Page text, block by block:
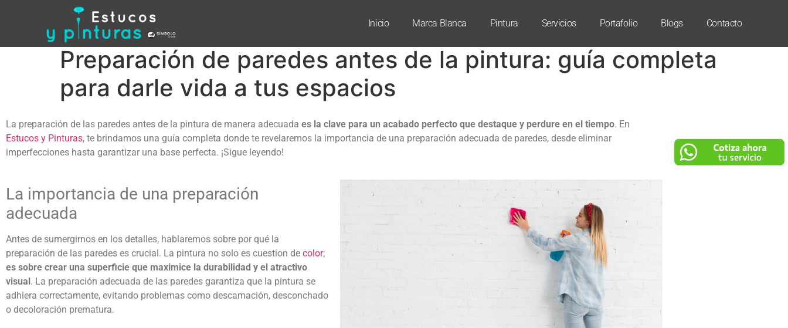
Inicio Marca Blanca Pintura Servicios Portafolio Blogs Contacto
Preparación de paredes antes de la pintura: guía completa
para darle vida a tus espacios
La preparación de las paredes antes de la pintura de manera adecuada es la clave para un acabado perfecto que destaque y perdure en el tiempo. En
Estucos y Pinturas, te brindamos una guía completa donde te revelaremos la importancia de una preparación adecuada de paredes, desde eliminar
imperfecciones hasta garantizar una base perfecta. ¡Sigue leyendo!
La importancia de una preparación
adecuada
Antes de sumergirnos en los detalles, hablaremos sobre por qué la
preparación de las paredes es crucial. La pintura no solo es cuestion de color;
es sobre crear una superficie que maximice la durabilidad y el atractivo
visual . La preparación adecuada de las paredes garantiza que la pintura se
adhiera correctamente, evitando problemas como descamación, desconchado
o decoloración prematura.